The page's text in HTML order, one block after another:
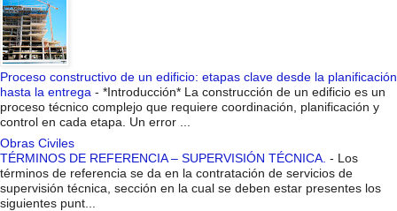
Proceso constructivo de un edificio: etapas clave desde la planificación
hasta la entrega - *Introducción* La construcción de un edificio es un
proceso técnico complejo que requiere coordinación, planificación y
control en cada etapa. Un error ...
Obras Civiles
TÉRMINOS DE REFERENCIA – SUPERVISIÓN TÉCNICA. - Los
términos de referencia se da en la contratación de servicios de
supervisión técnica, sección en la cual se deben estar presentes los
siguientes punt...